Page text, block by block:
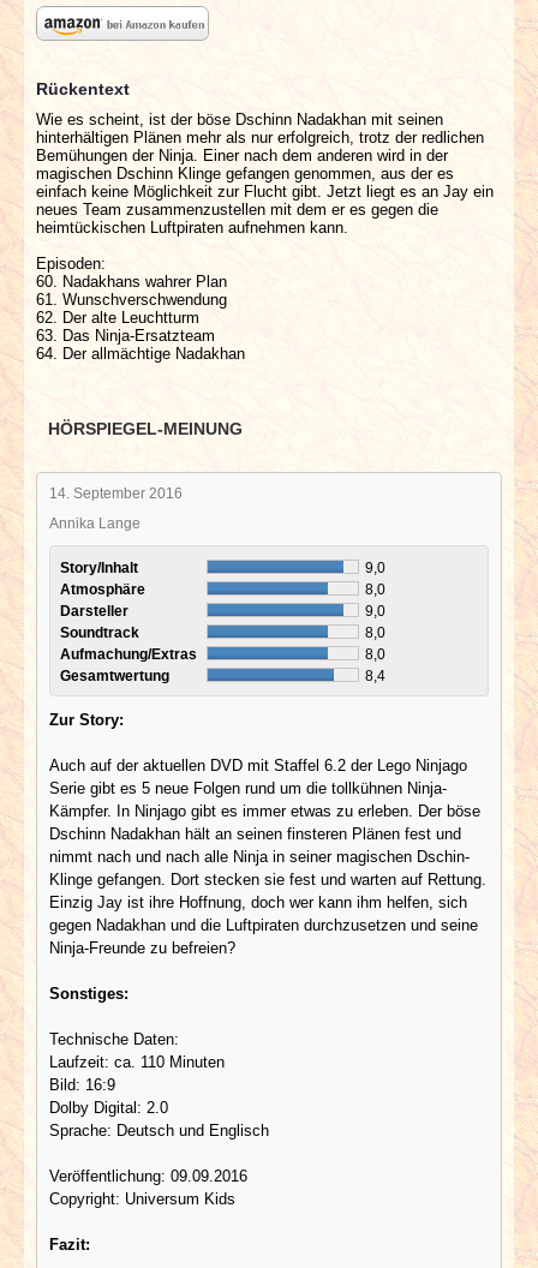
Rückentext
Wie es scheint, ist der böse Dschinn Nadakhan mit seinen
hinterhältigen Plänen mehr als nur erfolgreich, trotz der redlichen
Bemühungen der Ninja. Einer nach dem anderen wird in der
magischen Dschinn Klinge gefangen genommen, aus der es
einfach keine Möglichkeit zur Flucht gibt. Jetzt liegt es an Jay ein
neues Team zusammenzustellen mit dem er es gegen die
heimtückischen Luftpiraten aufnehmen kann.
Episoden:
60. Nadakhans wahrer Plan
61. Wunschverschwendung
62. Der alte Leuchtturm
63. Das Ninja-Ersatzteam
64. Der allmächtige Nadakhan
HÖRSPIEGEL-MEINUNG
14. September 2016
Annika Lange
Story/Inhalt
9,0
Atmosphäre
8,0
Darsteller
9,0
Soundtrack
8,0
Aufmachung/Extras
8,0
Gesamtwertung
8,4
Zur Story:
Auch auf der aktuellen DVD mit Staffel 6.2 der Lego Ninjago
Serie gibt es 5 neue Folgen rund um die tollkühnen Ninja-
Kämpfer. In Ninjago gibt es immer etwas zu erleben. Der böse
Dschinn Nadakhan hält an seinen finsteren Plänen fest und
nimmt nach und nach alle Ninja in seiner magischen Dschin-
Klinge gefangen. Dort stecken sie fest und warten auf Rettung.
Einzig Jay ist ihre Hoffnung, doch wer kann ihm helfen, sich
gegen Nadakhan und die Luftpiraten durchzusetzen und seine
Ninja-Freunde zu befreien?
Sonstiges:
Technische Daten:
Laufzeit: ca. 110 Minuten
Bild: 16:9
Dolby Digital: 2.0
Sprache: Deutsch und Englisch
Veröffentlichung: 09.09.2016
Copyright: Universum Kids
Fazit: